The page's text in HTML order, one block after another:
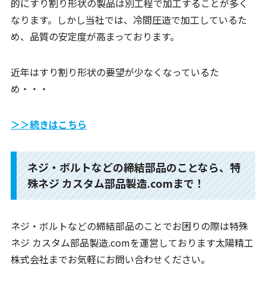
的にすり割り形状の製品は別工程で加工することが多く
なります。しかし当社では、冷間圧造で加工しているた
め、品質の安定度が高まっております。
近年はすり割り形状の要望が少なくなっているた
め・・・
＞＞続きはこちら
ネジ・ボルトなどの締結部品のことなら、特
殊ネジ カスタム部品製造.comまで！
ネジ・ボルトなどの締結部品のことでお困りの際は特殊
ネジ カスタム部品製造.comを運営しております太陽精工
株式会社までお気軽にお問い合わせください。